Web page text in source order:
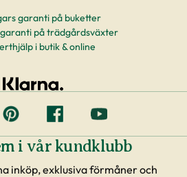
garanti på buketter
på trädgårdsväxter
i butik & online
i vår kundklubb
inköp, exklusiva förmåner och